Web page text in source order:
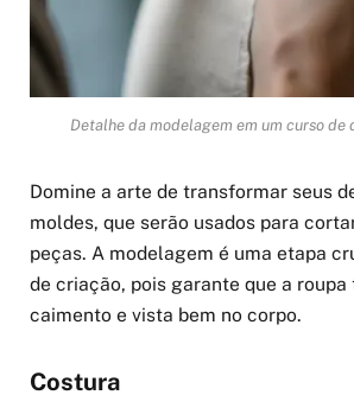
Detalhe da modelagem em um curso de
Domine a arte de transformar seus
moldes, que serão usados para
peças. A modelagem é uma etapa
de criação, pois garante que a roupa
caimento e vista bem no corpo.
Costura